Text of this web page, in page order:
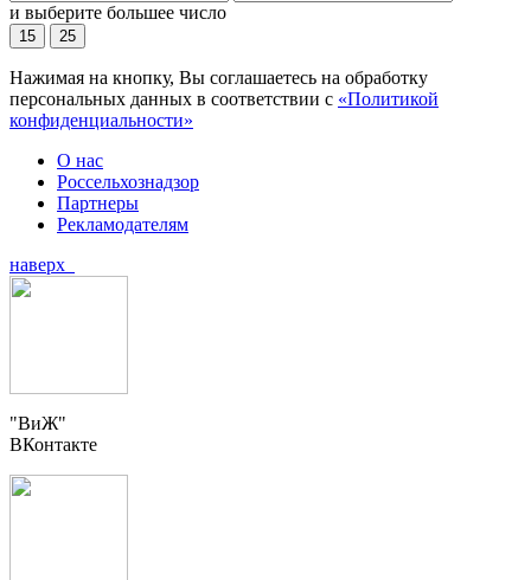
и выберите большее число
15 25
Нажимая на кнопку, Вы соглашаетесь на обработку
персональных данных в соответствии с «Политикой
конфиденциальности»
О нас
Россельхознадзор
Партнеры
Рекламодателям
наверх
"ВиЖ"
ВКонтакте